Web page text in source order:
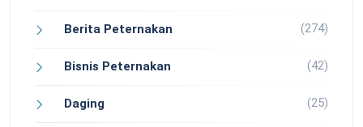
Berita Peternakan (274)
Bisnis Peternakan (42)
Daging (25)